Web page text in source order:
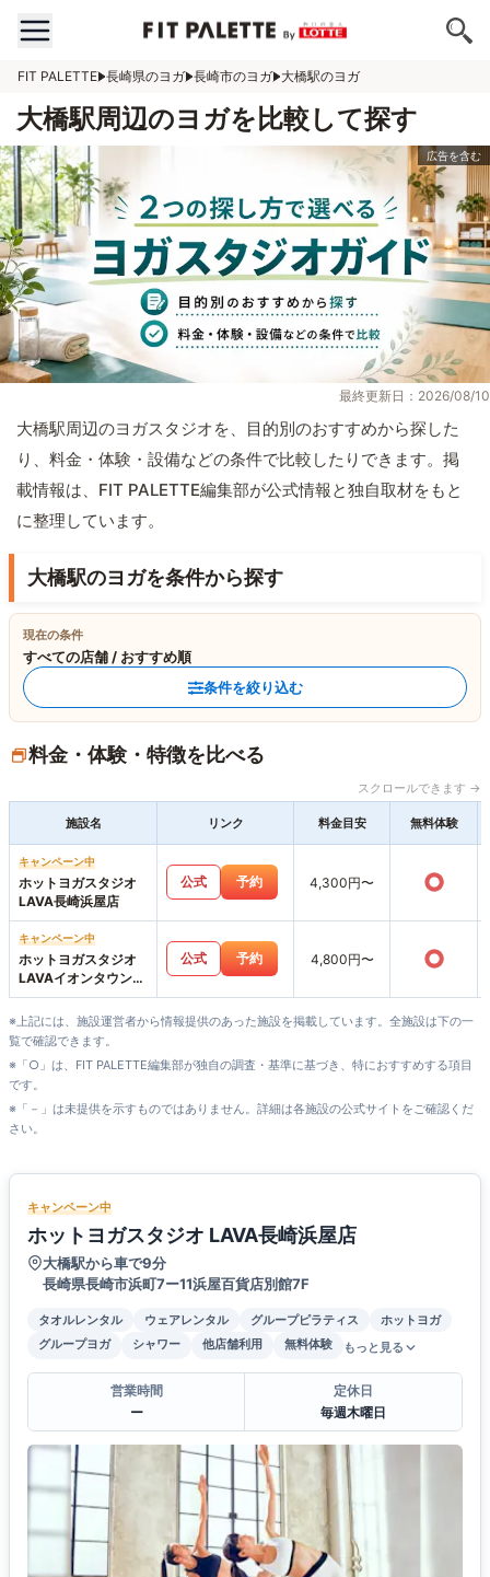
FIT PALETTE 長崎県のヨガ 長崎市のヨガ 大橋駅のヨガ
大橋駅周辺のヨガを比較して探す
最終更新日：2026/08/10
大橋駅周辺のヨガスタジオを、目的別のおすすめから探した
り、料金・体験・設備などの条件で比較したりできます。掲
載情報は、FIT PALETTE編集部が公式情報と独自取材をもと
に整理しています。
大橋駅のヨガを条件から探す
現在の条件
すべての店舗 / おすすめ順
条件を絞り込む
料金・体験・特徴を比べる
スクロールできます →
施設名 リンク 料金目安 無料体験
キャンペーン中
ホットヨガスタジオ
LAVA長崎浜屋店
公式 予約 4,300円〜 ○
キャンペーン中
ホットヨガスタジオ
LAVAイオンタウン長
与店
公式 予約 4,800円〜 ○
※上記には、施設運営者から情報提供のあった施設を掲載しています。全施設は下の一
覧で確認できます。
※「○」は、FIT PALETTE編集部が独自の調査・基準に基づき、特におすすめする項目
です。
※「－」は未提供を示すものではありません。詳細は各施設の公式サイトをご確認くだ
さい。
キャンペーン中
ホットヨガスタジオ LAVA長崎浜屋店
大橋駅から車で9分
長崎県長崎市浜町7ー11浜屋百貨店別館7F
タオルレンタル ウェアレンタル グループピラティス
ホットヨガ
グループヨガ
シャワー 他店舗利用 無料体験 もっと見る
営業時間
ー
定休日
毎週木曜日